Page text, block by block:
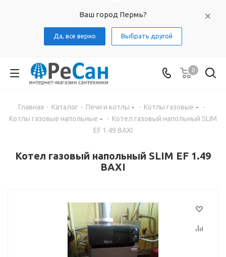
Ваш город Пермь?
Да, все верно Выбрать другой
0
Главная - Каталог - Печи и котлы - Котлы газовые
-
Котлы газовые напольные
- Котел газовый напольный SLIM
EF 1.49 BAXI
Котел газовый напольный SLIM EF 1.49
BAXI